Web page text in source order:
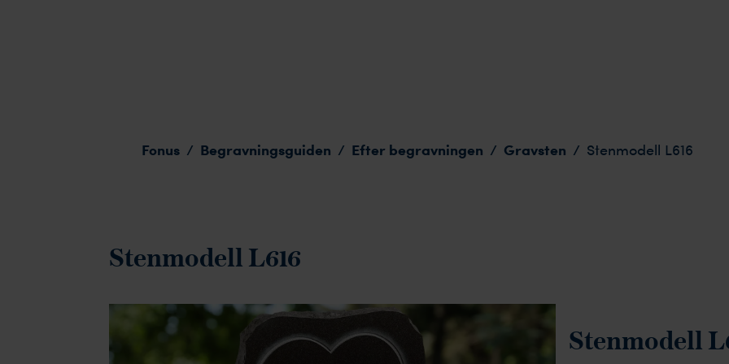
Fonus / Begravningsguiden / Efter begravningen / Gravsten / Stenmodell L616
Stenmodell L616
Stenmodell